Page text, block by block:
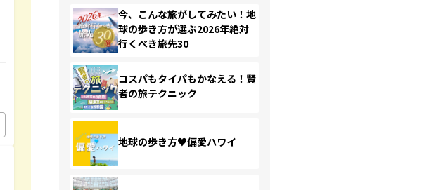
今、こんな旅がしてみたい！地
球の歩き方が選ぶ2026年絶対
行くべき旅先30
コスパもタイパもかなえる！賢
者の旅テクニック
地球の歩き方♥偏愛ハワイ